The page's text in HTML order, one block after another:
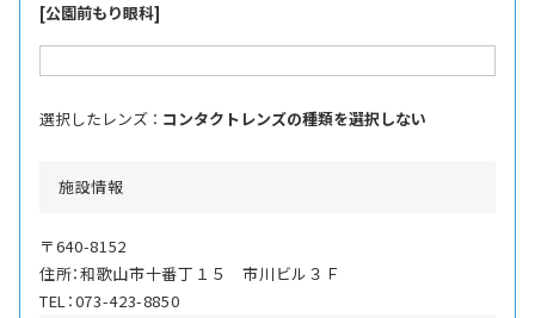
[公園前もり眼科]
選択したレンズ ： コンタクトレンズの種類を選択しない
施設情報
〒640-8152
住所：和歌山市十番丁１５ 市川ビル３Ｆ
TEL：073-423-8850